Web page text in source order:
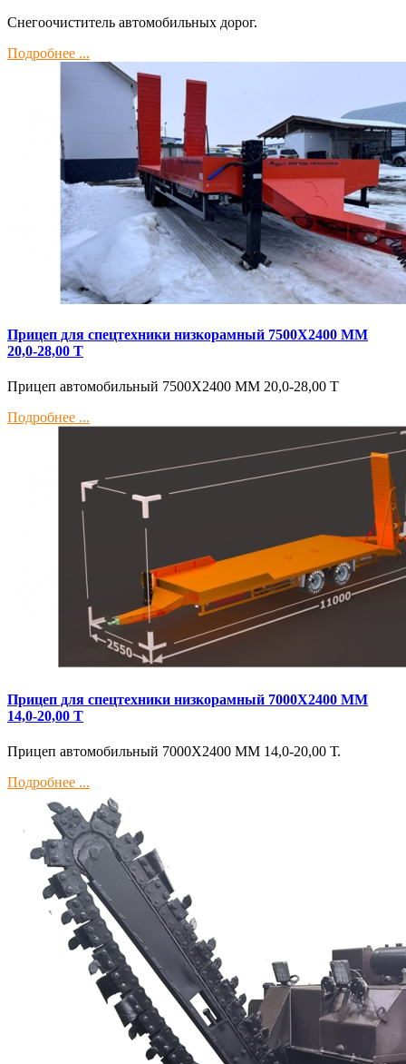
Снегоочиститель автомобильных дорог.
Подробнее ...
Прицеп для спецтехники низкорамный 7500Х2400 ММ
20,0-28,00 Т
Прицеп автомобильный 7500Х2400 ММ 20,0-28,00 Т
Подробнее ...
Прицеп для спецтехники низкорамный 7000Х2400 ММ
14,0-20,00 Т
Прицеп автомобильный 7000Х2400 ММ 14,0-20,00 Т.
Подробнее ...